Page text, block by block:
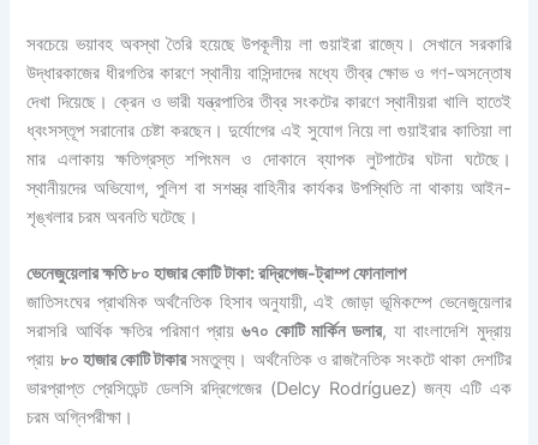
সবচেয়ে ভয়াবহ অবস্থা তৈরি হয়েছে উপকূলীয় লা গুয়াইরা রাজ্যে। সেখানে সরকারি
উদ্ধারকাজের ধীরগতির কারণে স্থানীয় বাসিন্দাদের মধ্যে তীব্র ক্ষোভ ও গণ-অসন্তোষ
দেখা দিয়েছে। ক্রেন ও ভারী যন্ত্রপাতির তীব্র সংকটের কারণে স্থানীয়রা খালি হাতেই
ধ্বংসস্তূপ সরানোর চেষ্টা করছেন। দুর্যোগের এই সুযোগ নিয়ে লা গুয়াইরার কাতিয়া লা
মার এলাকায় ক্ষতিগ্রস্ত শপিংমল ও দোকানে ব্যাপক লুটপাটের ঘটনা ঘটেছে।
স্থানীয়দের অভিযোগ, পুলিশ বা সশস্ত্র বাহিনীর কার্যকর উপস্থিতি না থাকায় আইন-
শৃঙ্খলার চরম অবনতি ঘটেছে।
ভেনেজুয়েলার ক্ষতি ৮০ হাজার কোটি টাকা: রদ্রিগেজ-ট্রাম্প ফোনালাপ
জাতিসংঘের প্রাথমিক অর্থনৈতিক হিসাব অনুযায়ী, এই জোড়া ভূমিকম্পে ভেনেজুয়েলার
সরাসরি আর্থিক ক্ষতির পরিমাণ প্রায় ৬৭০ কোটি মার্কিন ডলার, যা বাংলাদেশি মুদ্রায়
প্রায় ৮০ হাজার কোটি টাকারসমতুল্য। অর্থনৈতিক ও রাজনৈতিক সংকটে থাকা দেশটির
ভারপ্রাপ্ত প্রেসিডেন্ট ডেলসি রদ্রিগেজের (Delcy Rodríguez) জন্য এটি এক
চরম অগ্নিপরীক্ষা।